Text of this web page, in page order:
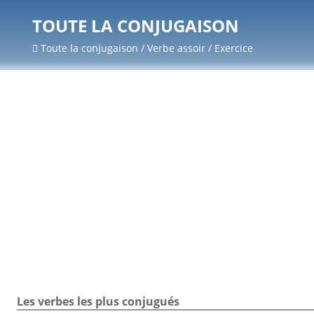
TOUTE LA CONJUGAISON
Toute la conjugaison / Verbe assoir / Exercice
Les verbes les plus conjugués